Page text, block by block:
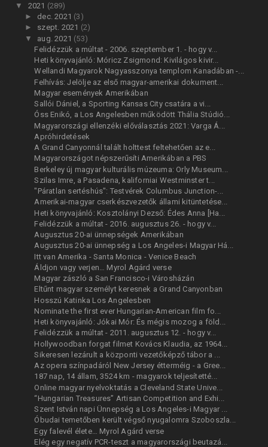
▼ 2021 (289)
► dec. 2021 (3)
► szept. 2021 (2)
▼ aug. 2021 (53)
Felidézzük a múltat - 2006. szeptember 1. - hogy v...
Heti könyvajánló: Móricz Zsigmond: Kivilágos kivir...
Wellandi Magyarok Nagyasszonya templom Kanadában -...
Felhívás: Jelölje az első magyar-amerikai dokument...
Magyar események Amerikában
Sallói Dániel, a Sporting Kansas City csatára a vi...
Óss Enikó, a Los Angelesben működött Thália Stúdió...
Magyarországi ellenzéki előválasztás 2021: Varga Á...
Apróhirdetések
A Grand Canyonnál talált holttest feltehetően az e...
Magyarországot népszerűsíti Amerikában a PBS
Berkeley új magyar kulturális múzeuma: Orly Museum...
Szilas Imre, a Pasadena, kaliforniai Westminster t...
"Páratlan sertéshús": Testvérek Columbus Junction-...
Amerikai-magyar cserkészvezetők állami kitüntetése...
Heti könyvajánló: Kosztolányi Dezső: Édes Anna [Ha...
Felidézzük a múltat - 2016. augusztus 26. - hogy v...
Augusztus 20-ai ünnepségek Amerikában
Augusztus 20-ai ünnepség a Los Angeles-i Magyar Há...
Itt van Amerika - Santa Monica - Venice Beach
Áldjon vagy verjen… Myrol Agárd verse
Magyar zászló a San Francisco-i Városházán
Eltűnt magyar személyt keresnek a Grand Canyonban
Hosszú Katinka Los Angelesben
Nominate the first ever Hungarian-American film fo...
Heti könyvajánló: Jókai Mór: És mégis mozog a föld...
Felidézzük a múltat - 2011. augusztus 12. - hogy v...
Hollywoodban forgat filmet Kovács Klaudia, az 1964...
Sikeresen lezárult a központi vezetőképző tábor a ...
Az opera színpadáról New Jersey étterméig - a Gree...
187 nap, 14 állam, 3524 km - magyarok teljesítetté...
Online magyar nyelvoktatás a Cleveland State Unive...
“Hungarian Treasures” Artisan Competition and Exhi...
Szent István napi Ünnepség a Los Angeles-i Magyar ...
Óbudai temetőben került végső nyugalomra Szoboszla...
Egy falevél élete… Myrol Agárd verse
Elég egy negatív PCR-teszt a magyarországi beutazá...